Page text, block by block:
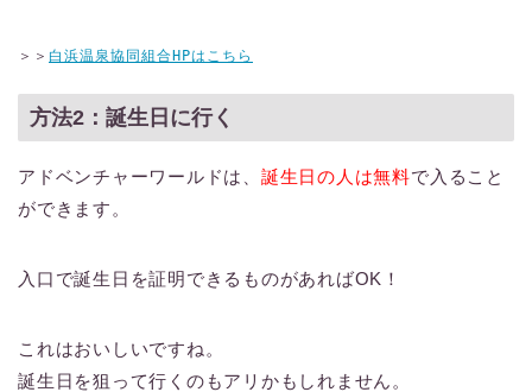
＞＞ 白浜温泉協同組合HPはこちら
方法2：誕生日に行く
アドベンチャーワールドは、 誕生日の人は無料で入ること
ができます。
入口で誕生日を証明できるものがあればOK！
これはおいしいですね。
誕生日を狙って行くのもアリかもしれません。